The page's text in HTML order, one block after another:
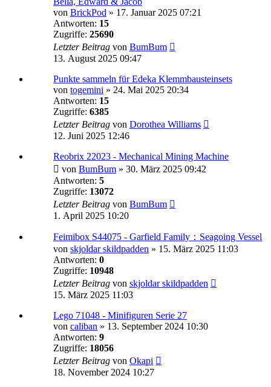
von BrickPod » 17. Januar 2025 07:21
Antworten: 15
Zugriffe: 25690
Letzter Beitrag von BumBum
13. August 2025 09:47
Punkte sammeln für Edeka Klemmbausteinsets
von togemini » 24. Mai 2025 20:34
Antworten: 15
Zugriffe: 6385
Letzter Beitrag von Dorothea Williams
12. Juni 2025 12:46
Reobrix 22023 - Mechanical Mining Machine
von BumBum » 30. März 2025 09:42
Antworten: 5
Zugriffe: 13072
Letzter Beitrag von BumBum
1. April 2025 10:20
Feimibox S44075 - Garfield Family：Seagoing Vessel
von skjoldar skildpadden » 15. März 2025 11:03
Antworten: 0
Zugriffe: 10948
Letzter Beitrag von skjoldar skildpadden
15. März 2025 11:03
Lego 71048 - Minifiguren Serie 27
von caliban » 13. September 2024 10:30
Antworten: 9
Zugriffe: 18056
Letzter Beitrag von Okapi
18. November 2024 10:27